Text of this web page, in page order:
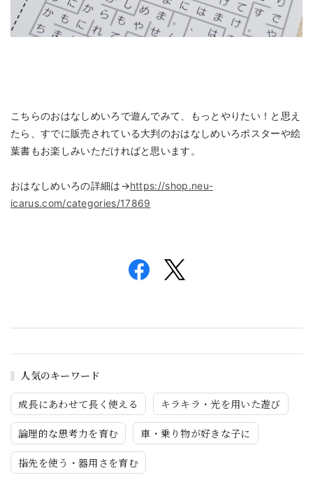
人気のキーワード
成長にあわせて長く使える キラキラ・光を用いた遊び
論理的な思考力を育む 車・乗り物が好きな子に
指先を使う・器用さを育む
こちらのおはなしめいろで遊んでみて、もっとやりたい！と思え
たら、すでに販売されている大判のおはなしめいろポスターや絵
葉書もお楽しみいただければと思います。
おはなしめいろの詳細は→https://shop.neu-
icarus.com/categories/17869